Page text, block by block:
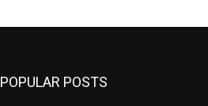
POPULAR POSTS